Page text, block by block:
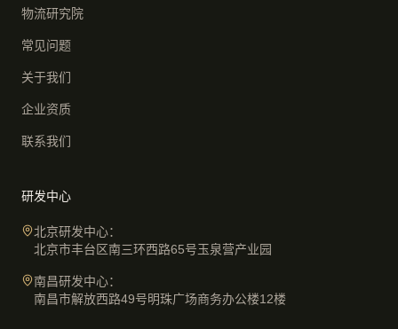
物流研究院
常见问题
关于我们
企业资质
联系我们
研发中心
北京研发中心：
北京市丰台区南三环西路65号玉泉营产业园
南昌研发中心：
南昌市解放西路49号明珠广场商务办公楼12楼